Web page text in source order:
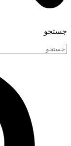
جستجو